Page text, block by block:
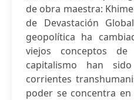
de obra maestra:
de Devastación
geopolítica ha
viejos conceptos
capitalismo han
corrientes
poder se concentra